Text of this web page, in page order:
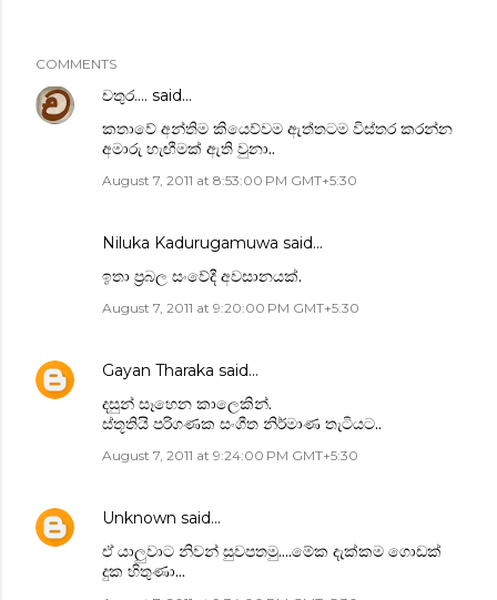
COMMENTS
චතුර.... said…
කතාවේ අන්තිම කියෙව්වම ඇත්තටම විස්තර කරන්න
අමාරු හැඟීමක් ඇති වුනා..
August 7, 2011 at 8:53:00 PM GMT+5:30
Niluka Kadurugamuwa said…
ඉතා ප්‍රබල සංවේදී අවසානයක්.
August 7, 2011 at 9:20:00 PM GMT+5:30
Gayan Tharaka said…
දසුන් සෑහෙන කාලෙකින්.
ස්තූතියි පරිගණක සංගීත නිර්මාණ තැටියට..
August 7, 2011 at 9:24:00 PM GMT+5:30
Unknown said…
ඒ යාලුවාට නිවන් සුවපතමු....මේක දැක්කම ගොඩක්
දුක හිතුණා...